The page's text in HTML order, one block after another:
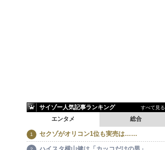
サイゾー人気記事ランキング すべて見る
エンタメ 総合
セクゾがオリコン1位も実売は……